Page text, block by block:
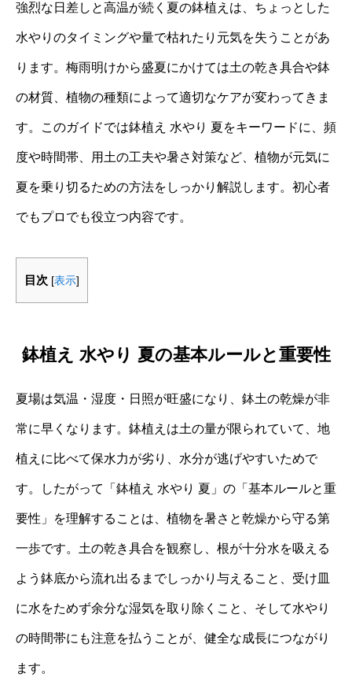
強烈な日差しと高温が続く夏の鉢植えは、ちょっとした
水やりのタイミングや量で枯れたり元気を失うことがあ
ります。梅雨明けから盛夏にかけては土の乾き具合や鉢
の材質、植物の種類によって適切なケアが変わってきま
す。このガイドでは鉢植え 水やり 夏をキーワードに、頻
度や時間帯、用土の工夫や暑さ対策など、植物が元気に
夏を乗り切るための方法をしっかり解説します。初心者
でもプロでも役立つ内容です。
目次 [表示]
鉢植え 水やり 夏の基本ルールと重要性
夏場は気温・湿度・日照が旺盛になり、鉢土の乾燥が非
常に早くなります。鉢植えは土の量が限られていて、地
植えに比べて保水力が劣り、水分が逃げやすいためで
す。したがって「鉢植え 水やり 夏」の「基本ルールと重
要性」を理解することは、植物を暑さと乾燥から守る第
一歩です。土の乾き具合を観察し、根が十分水を吸える
よう鉢底から流れ出るまでしっかり与えること、受け皿
に水をためず余分な湿気を取り除くこと、そして水やり
の時間帯にも注意を払うことが、健全な成長につながり
ます。